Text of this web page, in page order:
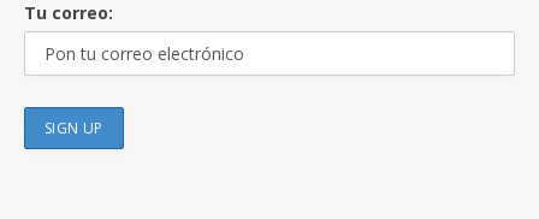
Tu correo: